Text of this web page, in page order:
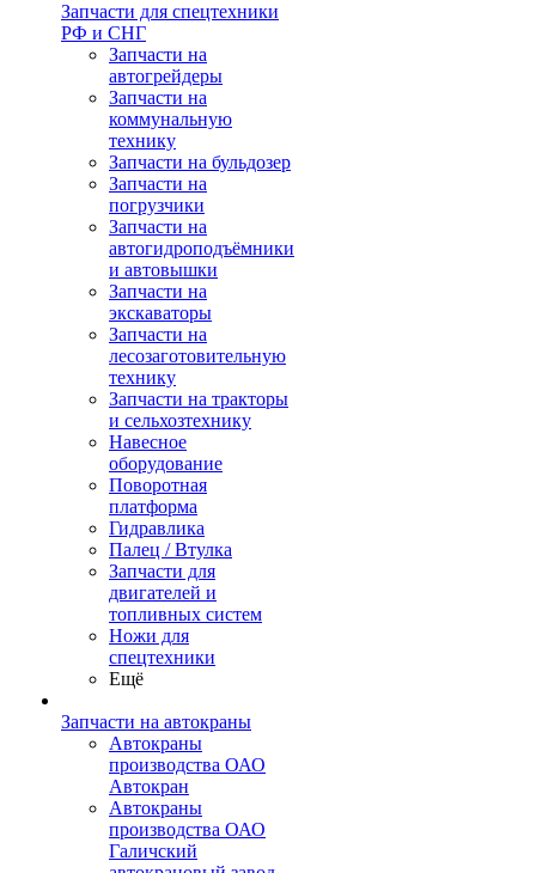
Запчасти для спецтехники
РФ и СНГ
Запчасти на
автогрейдеры
Запчасти на
коммунальную
технику
Запчасти на бульдозер
Запчасти на
погрузчики
Запчасти на
автогидроподъёмники
и автовышки
Запчасти на
экскаваторы
Запчасти на
лесозаготовительную
технику
Запчасти на тракторы
и сельхозтехнику
Навесное
оборудование
Поворотная
платформа
Гидравлика
Палец / Втулка
Запчасти для
двигателей и
топливных систем
Ножи для
спецтехники
Ещё
Запчасти на автокраны
Автокраны
производства ОАО
Автокран
Автокраны
производства ОАО
Галичский